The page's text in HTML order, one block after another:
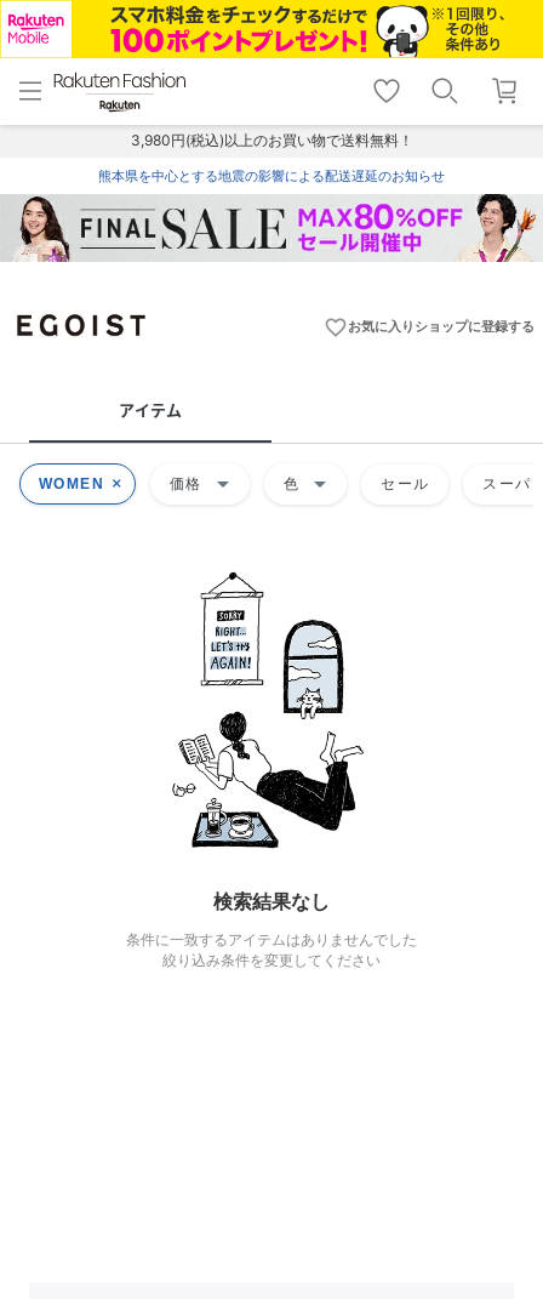
menu home
トップ
shopping_cart lock_outline
ログイン
3,980円(税込)以上のお買い物で送料無料！
熊本県を中心とする地震の影響による配送遅延のお知らせ
favorite_borderお気に入りショップに登録する
アイテム
WOMEN 価格 arrow_drop_down 色 arrow_drop_down セール スーパ
検索結果なし
条件に一致するアイテムはありませんでした
絞り込み条件を変更してください